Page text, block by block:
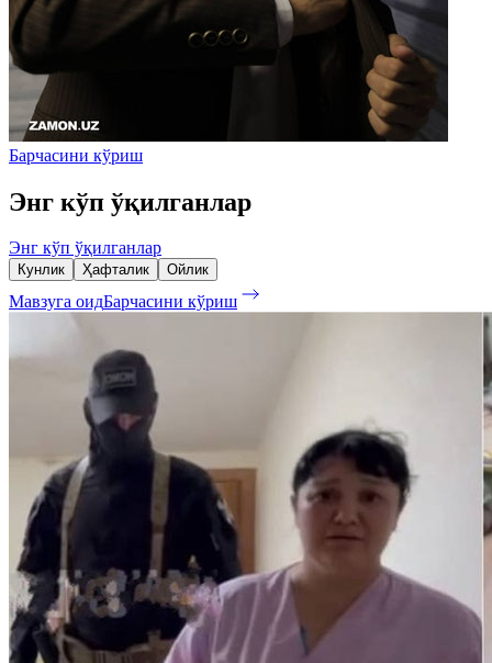
Барчасини кўриш
Энг кўп ўқилганлар
Энг кўп ўқилганлар
Кунлик Ҳафталик Ойлик
Мавзуга оидБарчасини кўриш